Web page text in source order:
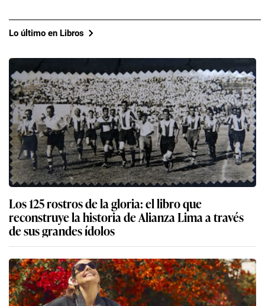
Lo último en Libros
Los 125 rostros de la gloria: el libro que
reconstruye la historia de Alianza Lima a través
de sus grandes ídolos